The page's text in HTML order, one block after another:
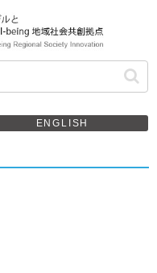
ENGLISH